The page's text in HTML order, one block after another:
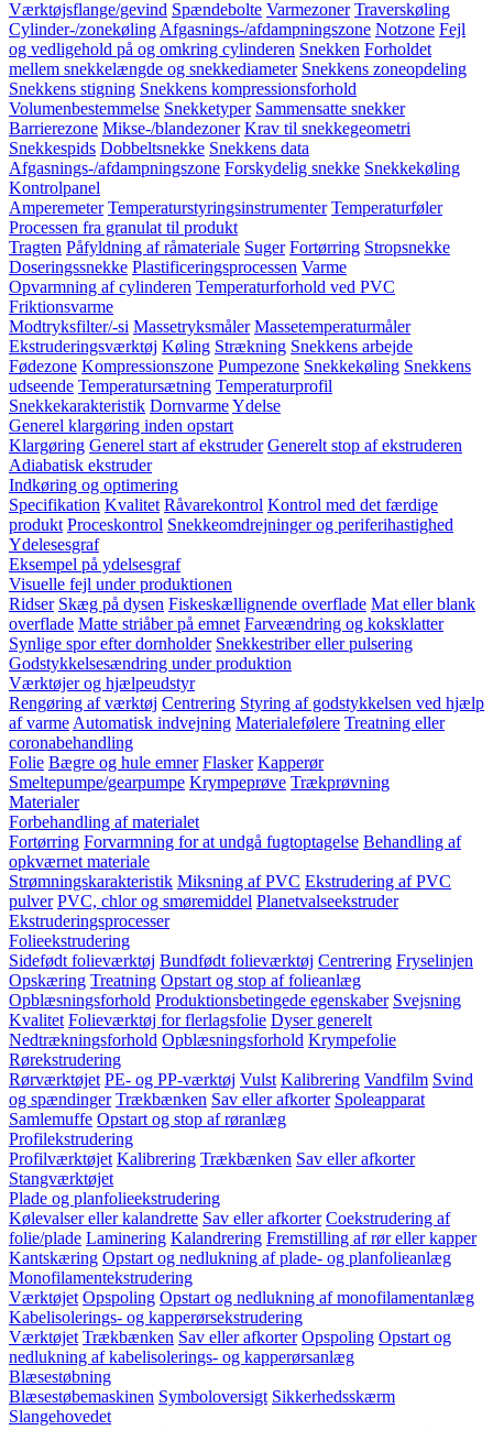
Værktøjsflange/gevind Spændebolte Varmezoner Traverskøling
Cylinder-/zonekøling Afgasnings-/afdampningszone Notzone Fejl
og vedligehold på og omkring cylinderen Snekken Forholdet
mellem snekkelængde og snekkediameter Snekkens zoneopdeling
Snekkens stigning Snekkens kompressionsforhold
Volumenbestemmelse Snekketyper Sammensatte snekker
Barrierezone Mikse-/blandezoner Krav til snekkegeometri
Snekkespids Dobbeltsnekke Snekkens data
Afgasnings-/afdampningszone Forskydelig snekke Snekkekøling
Kontrolpanel
Amperemeter Temperaturstyringsinstrumenter Temperaturføler
Processen fra granulat til produkt
Tragten Påfyldning af råmateriale Suger Fortørring Stropsnekke
Doseringssnekke Plastificeringsprocessen Varme
Opvarmning af cylinderen Temperaturforhold ved PVC
Friktionsvarme
Modtryksfilter/-si Massetryksmåler Massetemperaturmåler
Ekstruderingsværktøj Køling Strækning Snekkens arbejde
Fødezone Kompressionszone Pumpezone Snekkekøling Snekkens
udseende Temperatursætning Temperaturprofil
Snekkekarakteristik DornvarmeYdelse
Generel klargøring inden opstart
Klargøring Generel start af ekstruder Generelt stop af ekstruderen
Adiabatisk ekstruder
Indkøring og optimering
Specifikation Kvalitet Råvarekontrol Kontrol med det færdige
produkt Proceskontrol Snekkeomdrejninger og periferihastighed
Ydelesesgraf
Eksempel på ydelsesgraf
Visuelle fejl under produktionen
Ridser Skæg på dysen Fiskeskællignende overflade Mat eller blank
overflade Matte striåber på emnet Farveændring og koksklatter
Synlige spor efter dornholder Snekkestriber eller pulsering
Godstykkelsesændring under produktion
Værktøjer og hjælpeudstyr
Rengøring af værktøj Centrering Styring af godstykkelsen ved hjælp
af varme Automatisk indvejning Materialefølere Treatning eller
coronabehandling
Folie Bægre og hule emner Flasker Kapperør
Smeltepumpe/gearpumpe Krympeprøve Trækprøvning
Materialer
Forbehandling af materialet
Fortørring Forvarmning for at undgå fugtoptagelse Behandling af
opkværnet materiale
Strømningskarakteristik Miksning af PVC Ekstrudering af PVC
pulver PVC, chlor og smøremiddel Planetvalseekstruder
Ekstruderingsprocesser
Folieekstrudering
Sidefødt folieværktøj Bundfødt folieværktøj Centrering Fryselinjen
Opskæring Treatning Opstart og stop af folieanlæg
Opblæsningsforhold Produktionsbetingede egenskaber Svejsning
Kvalitet Folieværktøj for flerlagsfolie Dyser generelt
Nedtrækningsforhold Opblæsningsforhold Krympefolie
Rørekstrudering
Rørværktøjet PE- og PP-værktøj Vulst Kalibrering Vandfilm Svind
og spændinger Trækbænken Sav eller afkorter Spoleapparat
Samlemuffe Opstart og stop af røranlæg
Profilekstrudering
Profilværktøjet Kalibrering Trækbænken Sav eller afkorter
Stangværktøjet
Plade og planfolieekstrudering
Kølevalser eller kalandrette Sav eller afkorter Coekstrudering af
folie/plade Laminering Kalandrering Fremstilling af rør eller kapper
Kantskæring Opstart og nedlukning af plade- og planfolieanlæg
Monofilamentekstrudering
Værktøjet Opspoling Opstart og nedlukning af monofilamentanlæg
Kabelisolerings- og kapperørsekstrudering
Værktøjet Trækbænken Sav eller afkorter Opspoling Opstart og
nedlukning af kabelisolerings- og kapperørsanlæg
Blæsestøbning
Blæsestøbemaskinen Symboloversigt Sikkerhedsskærm
Slangehovedet